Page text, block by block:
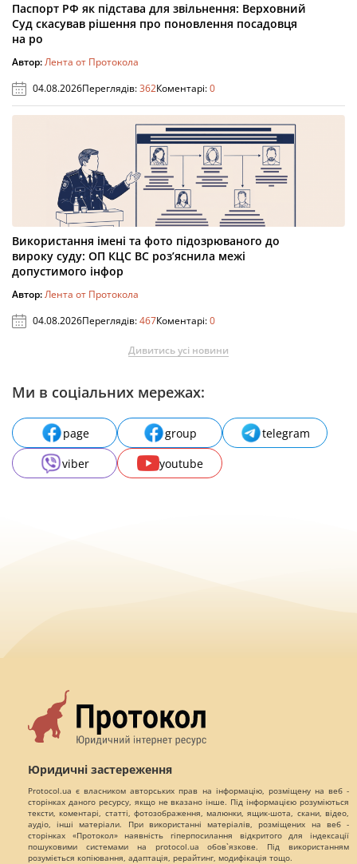
Паспорт РФ як підстава для звільнення: Верховний
Суд скасував рішення про поновлення посадовця
на ро
Автор:Лента от Протокола
04.08.2026Переглядів:362Коментарі:0
Використання імені та фото підозрюваного до
вироку суду: ОП КЦС ВС роз’яснила межі
допустимого інфор
Автор:Лента от Протокола
04.08.2026Переглядів:467Коментарі:0
Дивитись усі новини
Ми в соціальних мережах:
page group
telegram
viber
youtube
Юридичні застереження
Protocol.ua є власником авторських прав на інформацію, розміщену на веб -
сторінках даного ресурсу, якщо не вказано інше. Під інформацією розуміються
тексти, коментарі, статті, фотозображення, малюнки, ящик-шота, скани, відео,
аудіо, інші матеріали. При використанні матеріалів, розміщених на веб -
сторінках «Протокол» наявність гіперпосилання відкритого для індексації
пошуковими системами на protocol.ua обов`язкове. Під використанням
розуміється копіювання, адаптація, рерайтинг, модифікація тощо.